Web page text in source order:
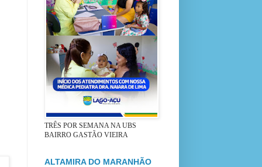
TRÊS POR SEMANA NA UBS
BAIRRO GASTÃO VIEIRA
ALTAMIRA DO MARANHÃO